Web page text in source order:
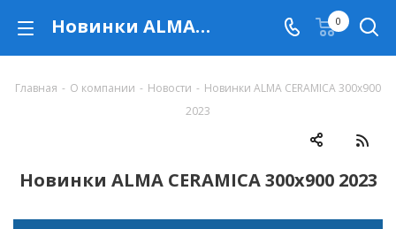
Новинки ALMA CERAMICA 300x900 2023 0
Главная - О компании - Новости - Новинки ALMA CERAMICA 300x900
2023
Новинки ALMA CERAMICA 300x900 2023